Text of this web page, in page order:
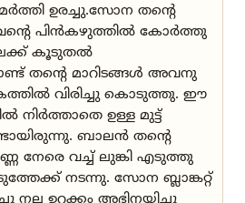
ഉരച്ചു.സോന തന്റെ
പിൻകഴുത്തിൽ കോർത്തു
കൂടുതൽ
തന്റെ മാറിടങ്ങൾ അവനു
വിരിച്ചു കൊടുത്തു. ഈ
നിർത്താതെ ഉള്ള മുട്ട്
ബാലൻ തന്റെ
നേരെ വച്ച് ലുങ്കി എടുത്തു
നടന്നു. സോന ബ്ലാങ്കറ്റ്